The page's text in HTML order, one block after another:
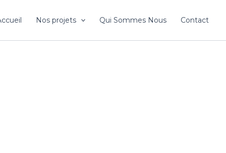
Nos projets Qui Sommes Nous Contact